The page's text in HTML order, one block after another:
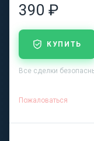
390 ₽
КУПИТЬ
Все сделки
Пожаловаться